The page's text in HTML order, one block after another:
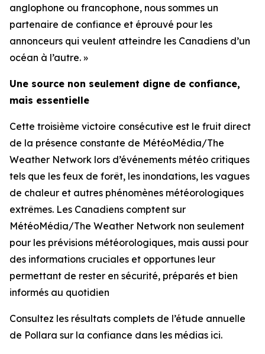
anglophone ou francophone, nous sommes un
partenaire de confiance et éprouvé pour les
annonceurs qui veulent atteindre les Canadiens d’un
océan à l’autre. »
Une source non seulement digne de confiance,
mais essentielle
Cette troisième victoire consécutive est le fruit direct
de la présence constante de MétéoMédia/The
Weather Network lors d’événements météo critiques
tels que les feux de forêt, les inondations, les vagues
de chaleur et autres phénomènes météorologiques
extrêmes. Les Canadiens comptent sur
MétéoMédia/The Weather Network non seulement
pour les prévisions météorologiques, mais aussi pour
des informations cruciales et opportunes leur
permettant de rester en sécurité, préparés et bien
informés au quotidien
Consultez les résultats complets de l’étude annuelle
de Pollara sur la confiance dans les médias ici.